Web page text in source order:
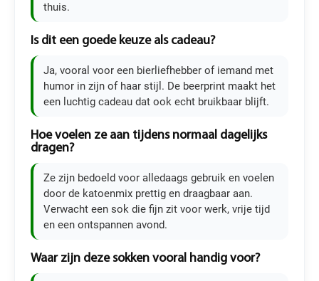
thuis.
Is dit een goede keuze als cadeau?
Ja, vooral voor een bierliefhebber of iemand met
humor in zijn of haar stijl. De beerprint maakt het
een luchtig cadeau dat ook echt bruikbaar blijft.
Hoe voelen ze aan tijdens normaal dagelijks
dragen?
Ze zijn bedoeld voor alledaags gebruik en voelen
door de katoenmix prettig en draagbaar aan.
Verwacht een sok die fijn zit voor werk, vrije tijd
en een ontspannen avond.
Waar zijn deze sokken vooral handig voor?